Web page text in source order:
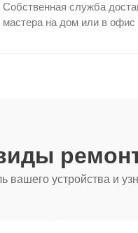
Собственная служба
мастера на дом или в офис
вашего устройства и